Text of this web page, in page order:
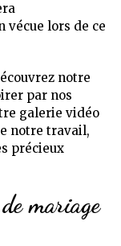
vécue lors de ce
notre
par nos
galerie vidéo
notre travail,
précieux
mariage